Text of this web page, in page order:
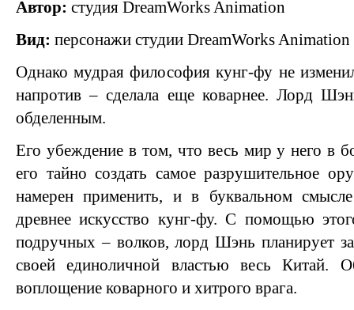
Автор: студия DreamWorks Animation
Вид: персонажи студии DreamWorks Animation
Однако мудрая философия кунг-фу не
напротив – сделала еще коварнее. Лорд
обделенным.
Его убеждение в том, что весь мир у него в
его тайно создать самое разрушительное
намерен применить, и в буквальном
древнее искусство кунг-фу. С помощью
подручных – волков, лорд Шэнь планирует
своей единоличной властью весь Китай.
воплощение коварного и хитрого врага.